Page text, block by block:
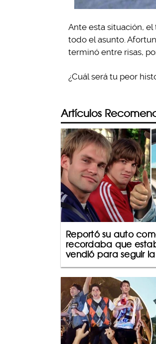
Ante esta situación,
todo el asunto.
terminó entre risas,
¿Cuál será tu peor
Artículos
Reportó su auto
recordaba que
vendió para seguir